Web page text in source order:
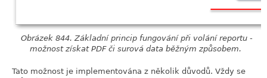
Obrázek 844. Základní princip fungování při volání reportu -
možnost získat PDF či surová data běžným způsobem.
Tato možnost je implementována z několik důvodů. Vždy se